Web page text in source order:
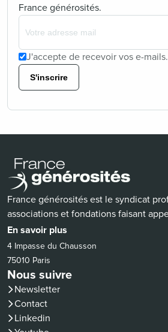
France générosités.
J'accepte de recevoir vos e-mails.
S'inscrire
France générosités est le syndicat
associations et fondations faisant
En savoir plus
4 Impasse du Chausson
75010 Paris
Nous suivre
Newsletter
Contact
Linkedin
(nouvelle fenêtre)